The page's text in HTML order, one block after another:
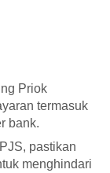
Priok
termasuk
bank.
pastikan
menghindari